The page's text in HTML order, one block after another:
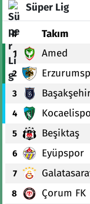
Süper Lig
# Takım
1 Amed
2
3
4
5 Beşiktaş
6 Eyüpspor
7
8 Çorum FK